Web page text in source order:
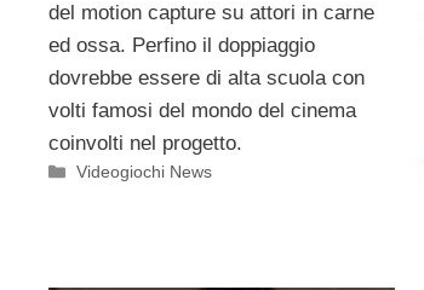
del motion capture su attori in carne
ed ossa. Perfino il doppiaggio
dovrebbe essere di alta scuola con
volti famosi del mondo del cinema
coinvolti nel progetto.
Categorie
Videogiochi News